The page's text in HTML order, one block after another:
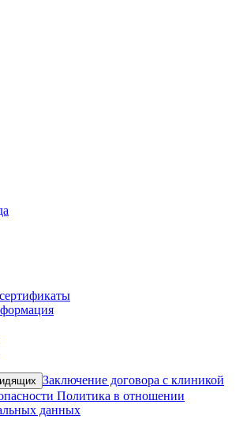
Заключение договора с клиникой
Политика в отношении
данных